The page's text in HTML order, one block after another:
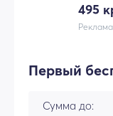
495
Первый
Сумма до: